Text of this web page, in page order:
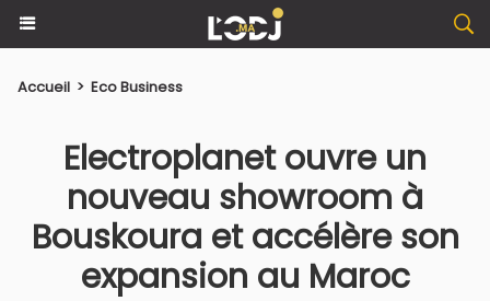
Accueil > Eco Business
Electroplanet ouvre un
nouveau showroom à
Bouskoura et accélère son
expansion au Maroc